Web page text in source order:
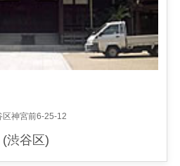
区神宮前6-25-12
(渋谷区)